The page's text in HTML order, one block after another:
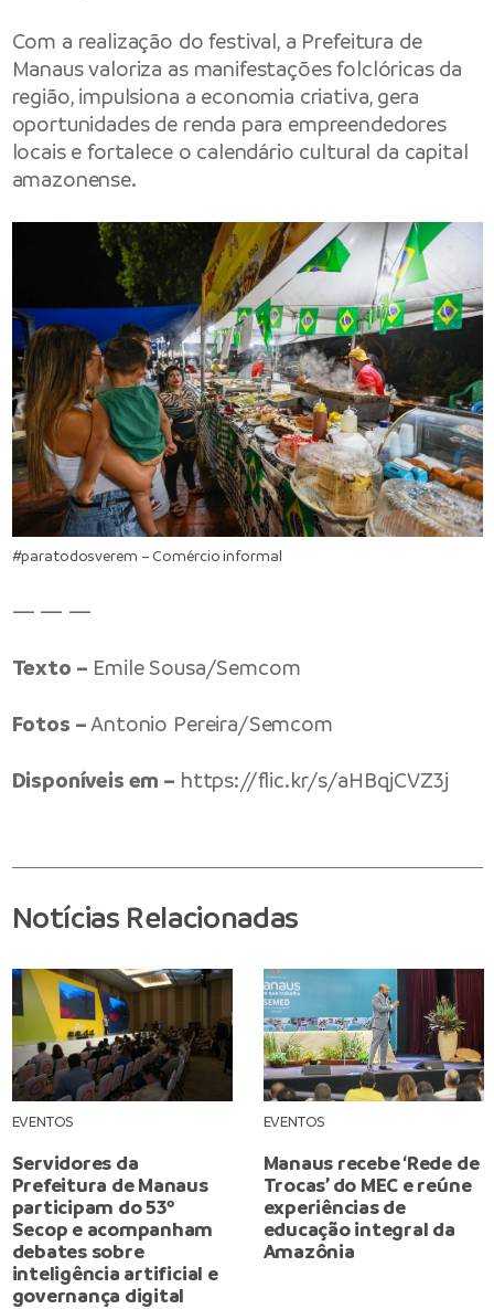
Com a realização do festival, a Prefeitura de
Manaus valoriza as manifestações folclóricas da
região, impulsiona a economia criativa, gera
oportunidades de renda para empreendedores
locais e fortalece o calendário cultural da capital
amazonense.
#paratodosverem – Comércio informal
— — —
Texto – Emile Sousa/Semcom
Fotos –Antonio Pereira/Semcom
Disponíveis em – https://flic.kr/s/aHBqjCVZ3j
Notícias Relacionadas
EVENTOS
Servidores da
Prefeitura de Manaus
participam do 53º
Secop e acompanham
debates sobre
inteligência artificial e
governança digital
EVENTOS
Manaus recebe ‘Rede de
Trocas’ do MEC e reúne
experiências de
educação integral da
Amazônia